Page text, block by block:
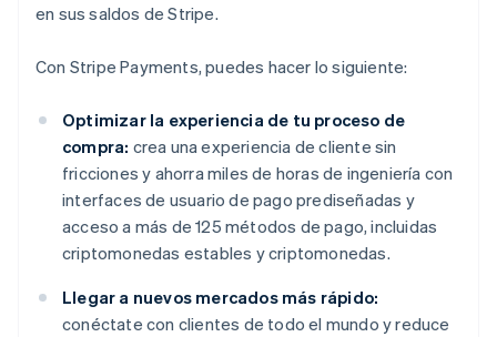
en sus saldos de Stripe.
Con Stripe Payments, puedes hacer lo siguiente:
Optimizar la experiencia de tu proceso de
compra: crea una experiencia de cliente sin
fricciones y ahorra miles de horas de ingeniería con
interfaces de usuario de pago prediseñadas y
acceso a más de 125 métodos de pago, incluidas
criptomonedas estables y criptomonedas.
Llegar a nuevos mercados más rápido:
conéctate con clientes de todo el mundo y reduce